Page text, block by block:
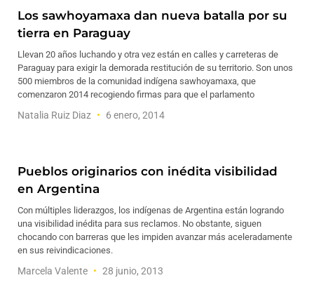
Los sawhoyamaxa dan nueva batalla por su
tierra en Paraguay
Llevan 20 años luchando y otra vez están en calles y carreteras de
Paraguay para exigir la demorada restitución de su territorio. Son unos
500 miembros de la comunidad indígena sawhoyamaxa, que
comenzaron 2014 recogiendo firmas para que el parlamento
Natalia Ruiz Diaz 6 enero, 2014
Pueblos originarios con inédita visibilidad
en Argentina
Con múltiples liderazgos, los indígenas de Argentina están logrando
una visibilidad inédita para sus reclamos. No obstante, siguen
chocando con barreras que les impiden avanzar más aceleradamente
en sus reivindicaciones.
Marcela Valente 28 junio, 2013